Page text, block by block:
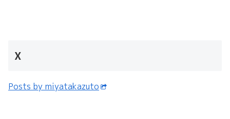
X
Posts by miyatakazuto